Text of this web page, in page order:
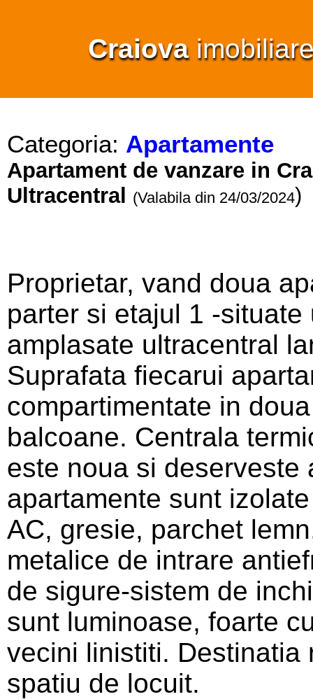
Craiova
Categoria: Apartamente
Apartament de vanzare in
Ultracentral
(Valabila din 24/03/2024)
Proprietar, vand doua
parter si etajul 1 -
amplasate ultracentral
Suprafata fiecarui
compartimentate in
balcoane. Centrala
este noua si deserveste
apartamente sunt
AC, gresie, parchet
metalice de intrare
de sigure-sistem de
sunt luminoase, foarte
vecini linistiti. Destinatia
spatiu de locuit.